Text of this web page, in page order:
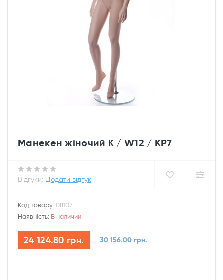
Манекен жіночий K / W12 / KP7
Відгуки: Додати відгук
Код товару: 08107
Наявність: В наличии
24 124.80 грн. 30 156.00 грн.